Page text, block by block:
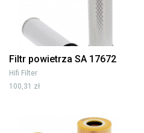
Filtr powietrza SA 17672
Hifi Filter
100,31 zł